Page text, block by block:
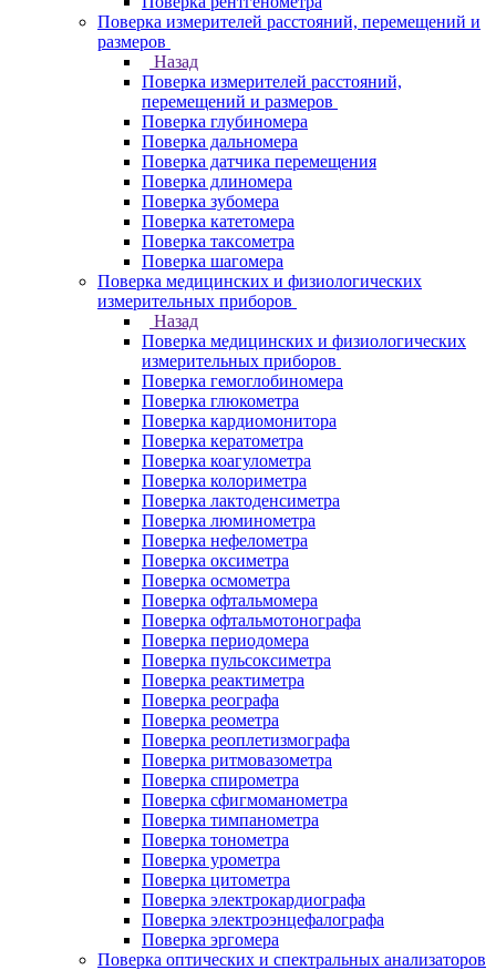
Поверка измерителей расстояний, перемещений и
размеров
Назад
Поверка измерителей расстояний,
перемещений и размеров
Поверка глубиномера
Поверка дальномера
Поверка датчика перемещения
Поверка длиномера
Поверка зубомера
Поверка катетомера
Поверка таксометра
Поверка шагомера
Поверка медицинских и физиологических
измерительных приборов
Назад
Поверка медицинских и физиологических
измерительных приборов
Поверка гемоглобиномера
Поверка глюкометра
Поверка кардиомонитора
Поверка кератометра
Поверка коагулометра
Поверка колориметра
Поверка лактоденсиметра
Поверка люминометра
Поверка нефелометра
Поверка оксиметра
Поверка осмометра
Поверка офтальмомера
Поверка офтальмотонографа
Поверка периодомера
Поверка пульсоксиметра
Поверка реактиметра
Поверка реографа
Поверка реометра
Поверка реоплетизмографа
Поверка ритмовазометра
Поверка спирометра
Поверка сфигмоманометра
Поверка тимпанометра
Поверка тонометра
Поверка урометра
Поверка цитометра
Поверка электрокардиографа
Поверка электроэнцефалографа
Поверка эргомера
Поверка оптических и спектральных анализаторов